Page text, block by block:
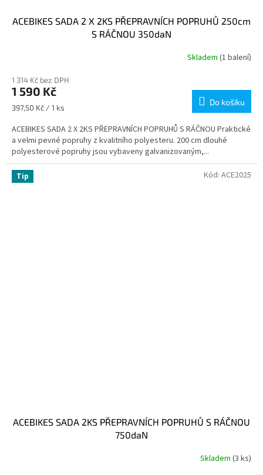
ACEBIKES SADA 2 X 2KS PŘEPRAVNÍCH POPRUHŮ 250cm
S RÁČNOU 350daN
Skladem (1 balení)
1 314 Kč bez DPH
1 590 Kč
Měrná
397,50 Kč / 1 ks
Do košíku
ACEBIKES SADA 2 X 2KS PŘEPRAVNÍCH POPRUHŮ S RÁČNOU Praktické
a velmi pevné popruhy z kvalitního polyesteru. 200 cm dlouhé
polyesterové popruhy jsou vybaveny galvanizovaným,...
Tip
ACEBIKES SADA 2KS PŘEPRAVNÍCH POPRUHŮ S RÁČNOU
750daN
Skladem (3 ks)
Kód: ACE2025